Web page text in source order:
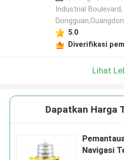
Industrial
5.0
Diverifikasi
Lihat
Dapatkan Harga
Navigasi